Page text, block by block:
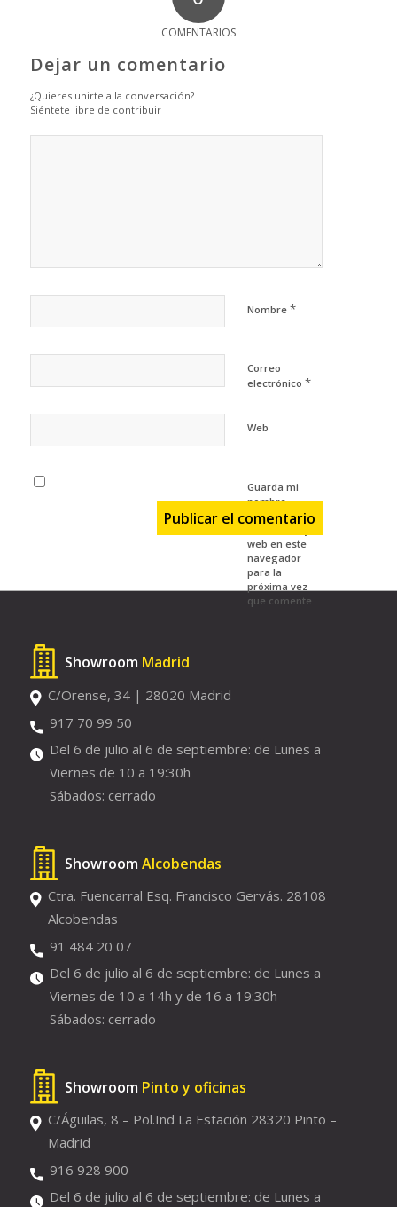
COMENTARIOS
Dejar un comentario
¿Quieres unirte a la conversación?
Siéntete libre de contribuir
Nombre *
Correo
electrónico *
Web
Guarda mi
nombre,
correo
web en este
navegador
para la
próxima vez
que comente.
Showroom Madrid
C/Orense, 34 | 28020 Madrid
917 70 99 50
Del 6 de julio al 6 de septiembre: de Lunes a
Viernes de 10 a 19:30h
Sábados: cerrado
Showroom Alcobendas
Ctra. Fuencarral Esq. Francisco Gervás. 28108
Alcobendas
91 484 20 07
Del 6 de julio al 6 de septiembre: de Lunes a
Viernes de 10 a 14h y de 16 a 19:30h
Sábados: cerrado
Showroom Pinto y oficinas
C/Águilas, 8 – Pol.Ind La Estación 28320 Pinto –
Madrid
916 928 900
Del 6 de julio al 6 de septiembre: de Lunes a